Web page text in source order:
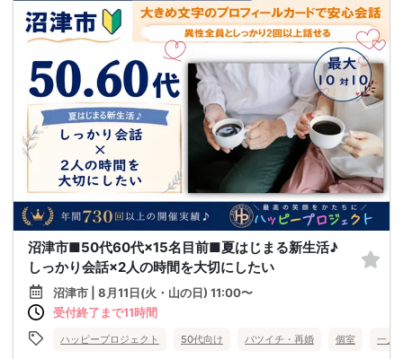
沼津市■50代60代×15名目前■夏はじまる新生活♪
しっかり会話×2人の時間を大切にしたい
沼津市 | 8月11日(火・山の日) 11:00〜
受付終了まで11時間
ハッピープロジェクト 50代向け バツイチ・再婚 個室 一人